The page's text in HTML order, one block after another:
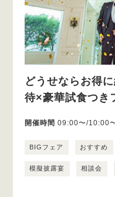
どうせならお得
待×豪華試食つき
開催時間 09:00〜/10:00
BIGフェア おすすめ
模擬披露宴 相談会